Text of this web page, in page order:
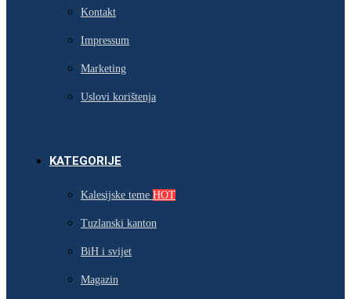
Kontakt
Impressum
Marketing
Uslovi korištenja
KATEGORIJE
Kalesijske teme HOT
Tuzlanski kanton
BiH i svijet
Magazin